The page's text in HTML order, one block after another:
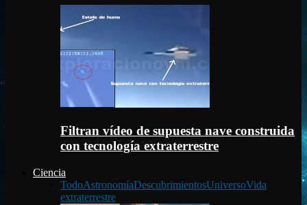
Filtran vídeo de supuesta nave construida
con tecnología extraterrestre
Ciencia
TodoAstronomíaDescubrimientosUniversoVida
extraterrestre